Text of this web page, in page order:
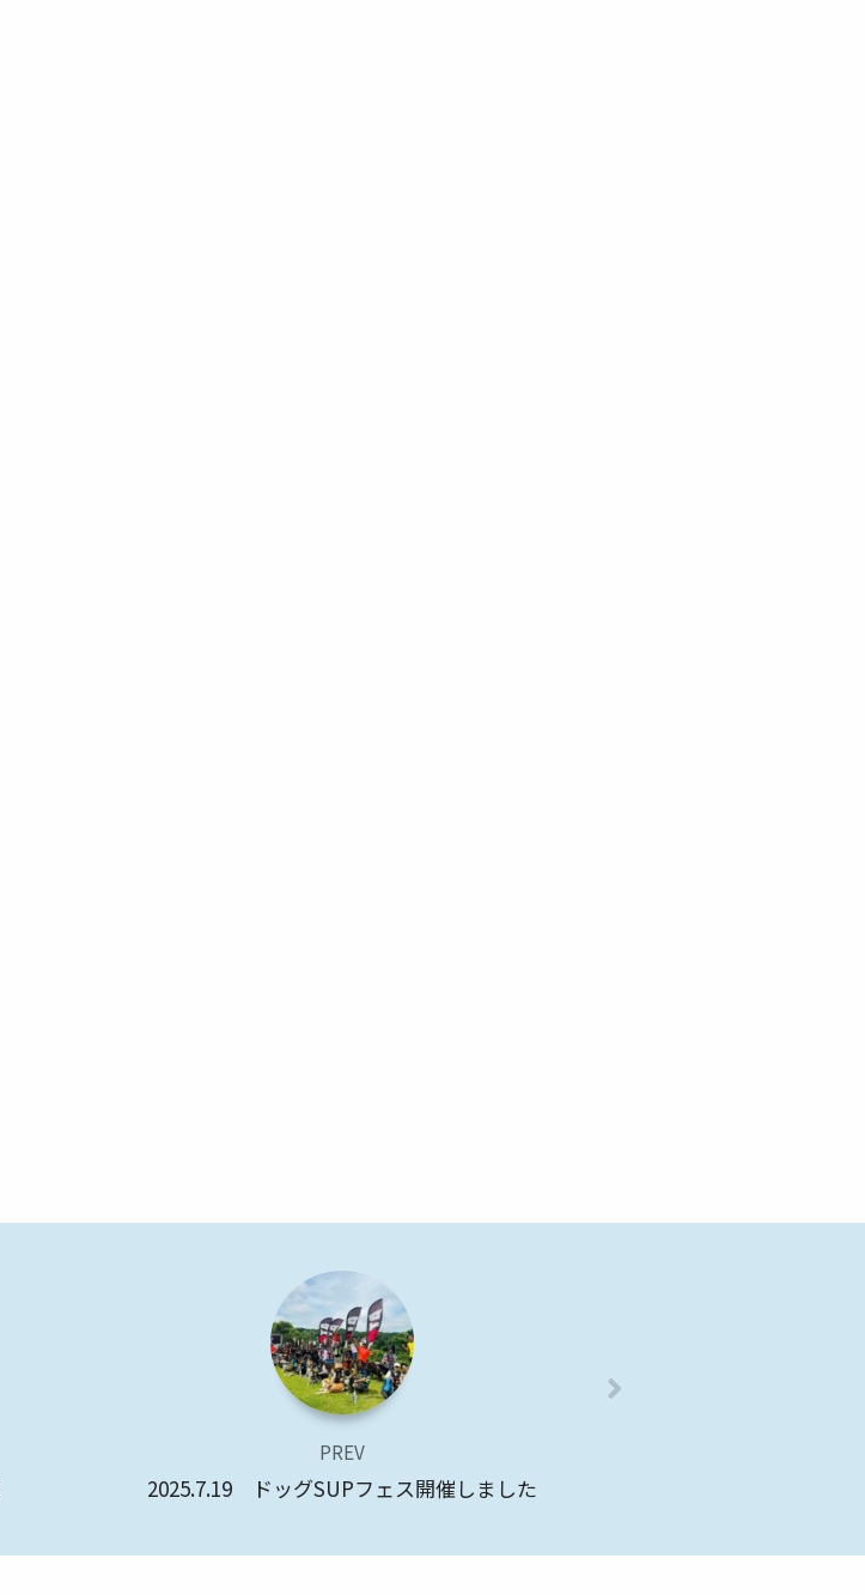
PREV
2025.7.19 ドッグSUPフェス開催しました